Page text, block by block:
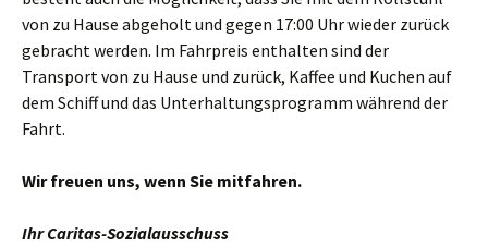
von zu Hause abgeholt und gegen 17:00 Uhr wieder zurück
gebracht werden. Im Fahrpreis enthalten sind der
Transport von zu Hause und zurück, Kaffee und Kuchen auf
dem Schiff und das Unterhaltungsprogramm während der
Fahrt.
Wir freuen uns, wenn Sie mitfahren.
Ihr Caritas-Sozialausschuss